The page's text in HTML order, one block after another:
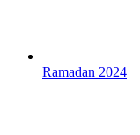
Ramadan 2024